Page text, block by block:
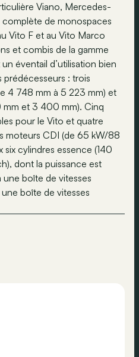
Viano, Mercedes-
de monospaces
Vito F et au Vito Marco
et combis de la gamme
éventail d’utilisation bien
prédécesseurs : trois
4 748 mm à 5 223 mm) et
et 3 400 mm). Cinq
pour le Vito et quatre
moteurs CDI (de 65 kW/88
six cylindres essence (140
dont la puissance est
une boîte de vitesses
boîte de vitesses